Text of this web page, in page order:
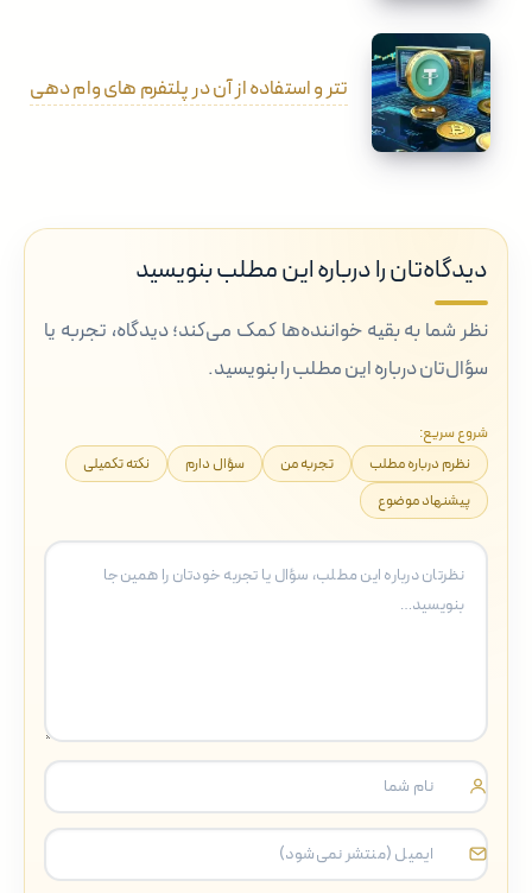
تتر و استفاده از آن در پلتفرم های وام دهی
دیدگاه‌تان را درباره این مطلب بنویسید
نظر شما به بقیه خواننده‌ها کمک می‌کند؛ دیدگاه، تجربه یا
سؤال‌تان درباره این مطلب را بنویسید.
شروع سریع:
نظرم درباره مطلب
تجربه من سؤال دارم
نکته تکمیلی
پیشنهاد موضوع